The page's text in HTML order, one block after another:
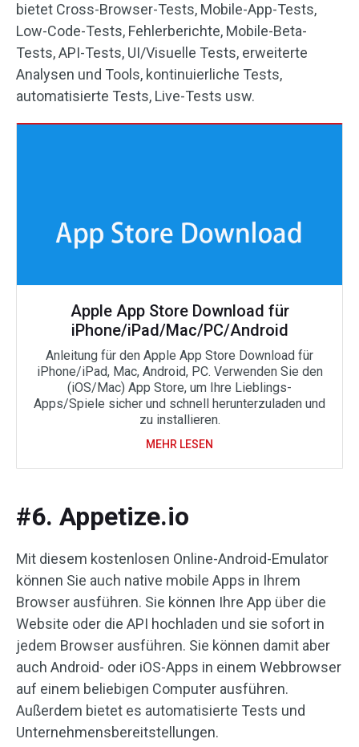
bietet Cross-Browser-Tests, Mobile-App-Tests,
Low-Code-Tests, Fehlerberichte, Mobile-Beta-
Tests, API-Tests, UI/Visuelle Tests, erweiterte
Analysen und Tools, kontinuierliche Tests,
automatisierte Tests, Live-Tests usw.
Apple App Store Download für
iPhone/iPad/Mac/PC/Android
Anleitung für den Apple App Store Download für
iPhone/iPad, Mac, Android, PC. Verwenden Sie den
(iOS/Mac) App Store, um Ihre Lieblings-
Apps/Spiele sicher und schnell herunterzuladen und
zu installieren.
MEHR LESEN
#6. Appetize.io
Mit diesem kostenlosen Online-Android-Emulator
können Sie auch native mobile Apps in Ihrem
Browser ausführen. Sie können Ihre App über die
Website oder die API hochladen und sie sofort in
jedem Browser ausführen. Sie können damit aber
auch Android- oder iOS-Apps in einem Webbrowser
auf einem beliebigen Computer ausführen.
Außerdem bietet es automatisierte Tests und
Unternehmensbereitstellungen.